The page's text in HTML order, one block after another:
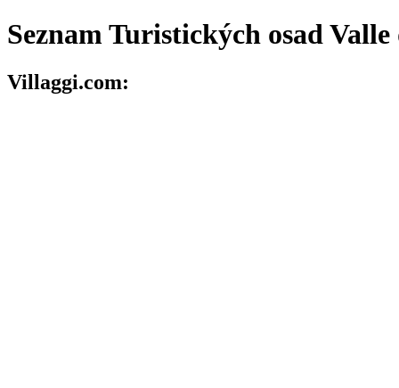
Seznam Turistických osad
Villaggi.com: